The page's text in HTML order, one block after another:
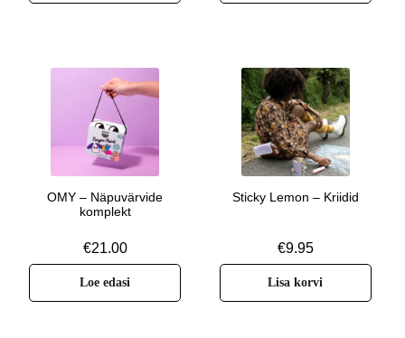
OMY – Näpuvärvide
komplekt
€21.00
Loe edasi
Sticky Lemon – Kriidid
€9.95
Lisa korvi